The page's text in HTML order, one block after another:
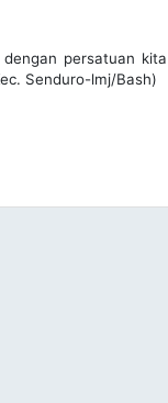
persatuan kita
Senduro-lmj/Bash)